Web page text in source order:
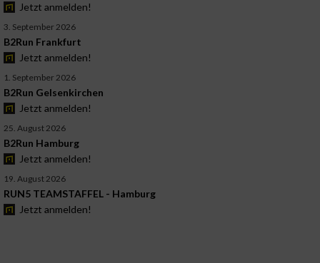
Jetzt anmelden!
3. September 2026
B2Run Frankfurt
Jetzt anmelden!
1. September 2026
B2Run Gelsenkirchen
Jetzt anmelden!
25. August 2026
B2Run Hamburg
Jetzt anmelden!
19. August 2026
RUN5 TEAMSTAFFEL - Hamburg
Jetzt anmelden!